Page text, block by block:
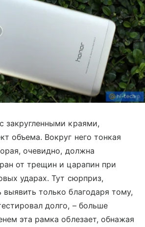
закругленными краями,
объема. Вокруг него тонкая
очевидно, должна
от трещин и царапин при
ударах. Тут сюрприз,
только благодаря тому,
долго, – больше
эта рамка облезает, обнажая